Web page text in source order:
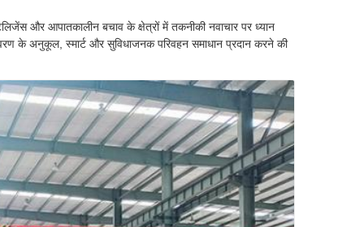
और आपातकालीन बचाव के क्षेत्रों में तकनीकी नवाचार पर ध्यान
के अनुकूल, स्मार्ट और सुविधाजनक परिवहन समाधान प्रदान करने की